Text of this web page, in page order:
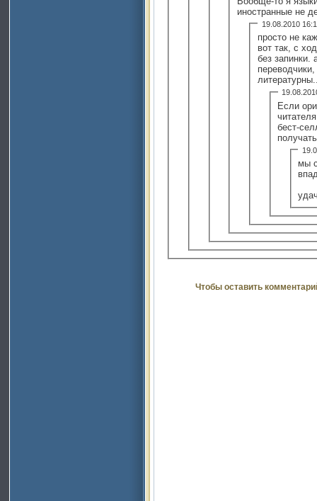
иностранные не
19.08.2010
просто не
вот так, с
без запинки.
Если
бест-
мы
Чтобы оставить